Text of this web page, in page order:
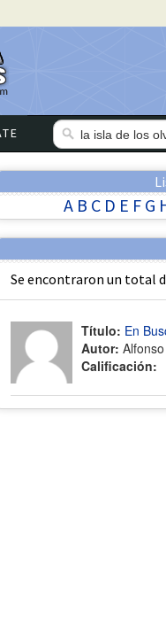
A B C D E F G
Se encontraron un total
Título: En
Autor:
Calificación: